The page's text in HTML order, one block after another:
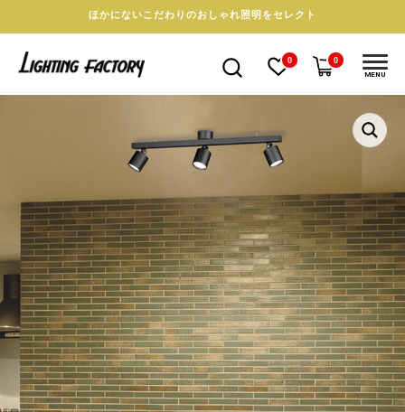
ほかにないこだわりのおしゃれ照明をセレクト
0 0
MENU